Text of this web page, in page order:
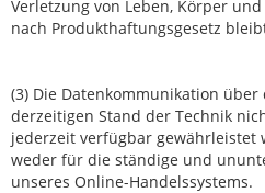
Verletzung von Leben, Körper
nach Produkthaftungsgesetz
(3) Die Datenkommunikation
derzeitigen Stand der Technik
jederzeit verfügbar gewährleistet
weder für die ständige und
unseres Online-Handelssystems.